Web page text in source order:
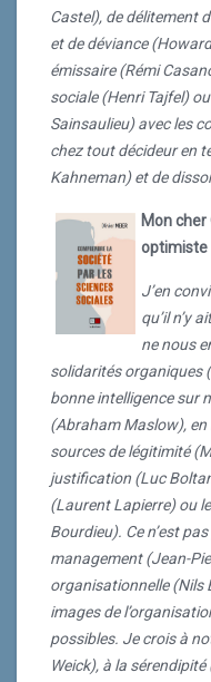
Mon
J’en
qu’il
Rien ne
solidarités
(Abraham Maslow),
sources de légitimité
justification (Luc
leadership (Laurent
(Pierre Bourdieu).
illusions du
l’hypocrisie
nouvelles images de
sont pas possibles.
résilience (Karl E.
Bourcier) et à notre
et exploration (James
controverses et
(Michel Callon).
Ne serais-tu pas en
différents concepts
auteurs qui y sont
Castel), de délitement
et de déviance
émissaire (Rémi
sociale (Henri Tajfel)
Sainsaulieu) avec les
chez tout décideur en
Kahneman) et de
Mon cher
optimiste
J’en
qu’il n’y
ne nous
solidarités organiques
bonne intelligence sur
(Abraham Maslow),
sources de légitimité
justification (Luc
(Laurent Lapierre) ou
Bourdieu). Ce n’est
management (Jean-
organisationnelle (Nils
images de
possibles. Je crois à
Weick), à la